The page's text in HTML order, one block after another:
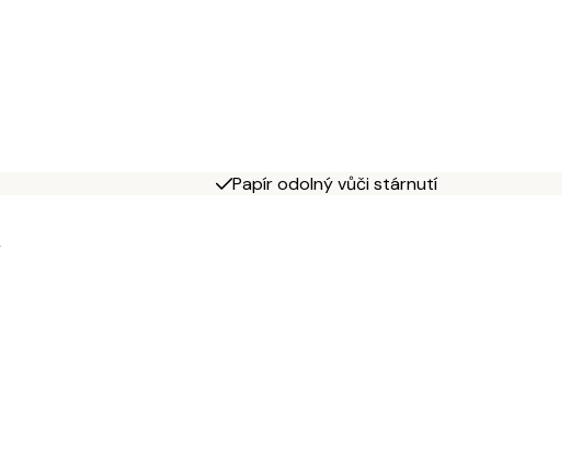
Papír odolný vůči stárnutí